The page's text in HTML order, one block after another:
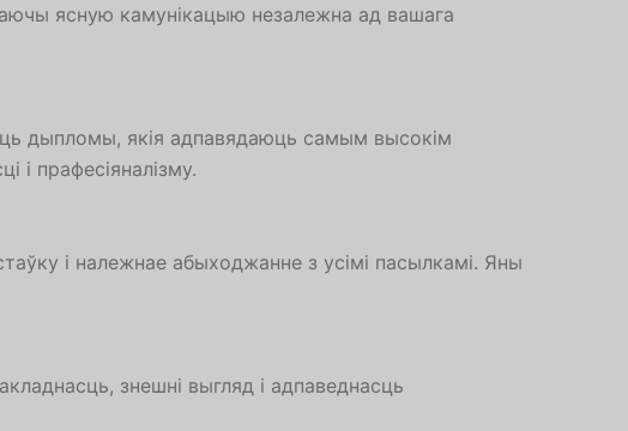
ясную камунікацыю незалежна ад вашага
дыпломы, якія адпавядаюць самым высокім
і прафесіяналізму.
і належнае абыходжанне з усімі пасылкамі. Яны
знешні выгляд і адпаведнасць